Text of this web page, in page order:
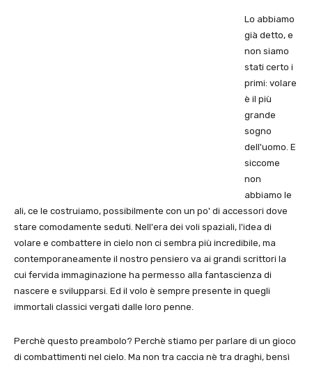
Lo abbiamo
già detto, e
non siamo
stati certo i
primi: volare
è il più
grande
sogno
dell'uomo. E
siccome
non
abbiamo le
ali, ce le costruiamo, possibilmente con un po' di accessori dove
stare comodamente seduti. Nell'era dei voli spaziali, l'idea di
volare e combattere in cielo non ci sembra più incredibile, ma
contemporaneamente il nostro pensiero va ai grandi scrittori la
cui fervida immaginazione ha permesso alla fantascienza di
nascere e svilupparsi. Ed il volo è sempre presente in quegli
immortali classici vergati dalle loro penne.
Perchè questo preambolo? Perchè stiamo per parlare di un gioco
di combattimenti nel cielo. Ma non tra caccia nè tra draghi, bensì